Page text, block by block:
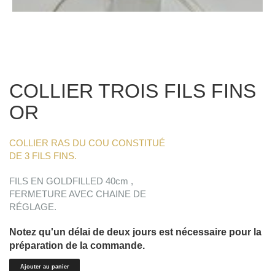
COLLIER TROIS FILS FINS
OR
COLLIER RAS DU COU CONSTITUÉ
DE 3 FILS FINS.
FILS EN GOLDFILLED 40cm ,
FERMETURE AVEC CHAINE DE
RÉGLAGE.
Notez qu'un délai de deux jours est nécessaire pour la
préparation de la commande.
quantité
Ajouter au panier